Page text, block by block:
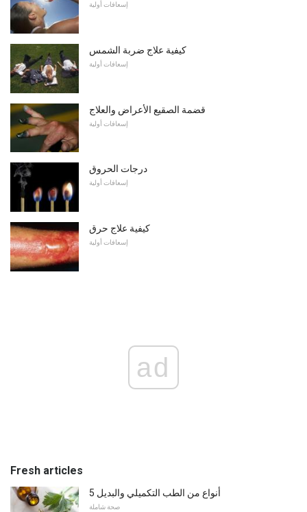
إسعافات أولية
كيفية علاج ضربة الشمس
إسعافات أولية
قضمة الصقيع الأعراض والعلاج
إسعافات أولية
درجات الحروق
إسعافات أولية
كيفية علاج حرق
إسعافات أولية
ad
Fresh articles
5 أنواع من الطب التكميلي والبديل
صحة شاملة